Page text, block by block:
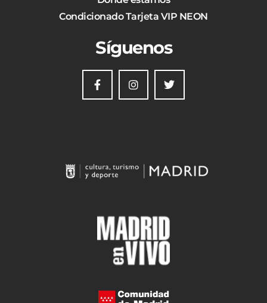
Condicionado Tarjeta VIP NEON
Síguenos